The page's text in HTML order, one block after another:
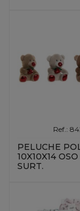
Ref.:
PELUCHE
10X10X14
SURT.